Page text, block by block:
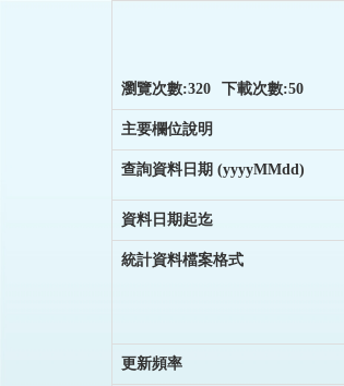
瀏覽次數:320 下載次數:50
主要欄位說明
查詢資料日期 (yyyyMMdd)
資料日期起迄
統計資料檔案格式
更新頻率